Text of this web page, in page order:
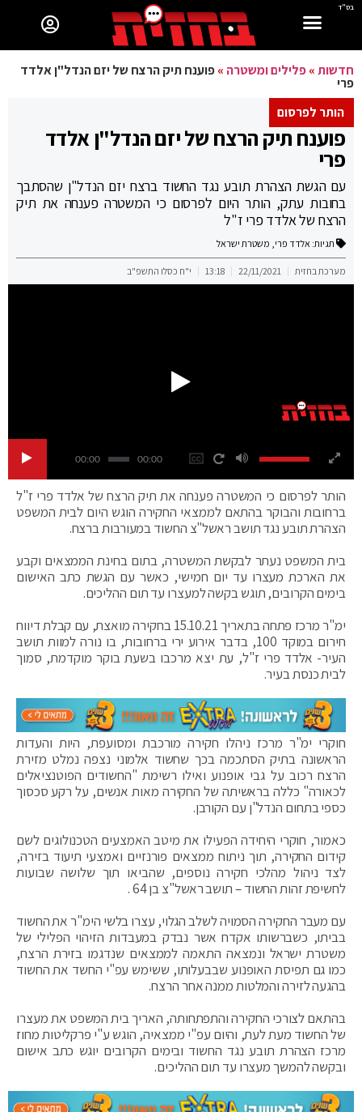
בס"ד
חדשות»פלילים ומשטרה »פוענח תיק הרצח של יזם הנדל"ן אלדד
פרי
הותר לפרסום
פוענח תיק הרצח של יזם הנדל"ן אלדד
פרי
עם הגשת הצהרת תובע נגד החשוד ברצח יזם הנדל"ן שהסתבך
בחובות עתק, הותר היום לפרסום כי המשטרה פענחה את תיק
הרצח של אלדד פרי ז"ל
תגיות: אלדד פרי, משטרת ישראל
מערכת בחזית 22/11/2021
13:18 י"ח כסלו התשפ"ב
00:00 00:00
הותר לפרסום כי המשטרה פענחה את תיק הרצח של אלדד פרי ז"ל
ברחובות והבוקר בהתאם לממצאי החקירה הוגש היום לבית המשפט
הצהרת תובע נגד תושב ראשל"צ החשוד במעורבות ברצח.
בית המשפט נעתר לבקשת המשטרה, בתום בחינת הממצאים וקבע
את הארכת מעצרו עד יום חמישי, כאשר עם הגשת כתב האישום
בימים הקרובים, תוגש בקשה למעצרו עד תום ההליכים.
ימ"ר מרכז פתחה בתאריך 15.10.21 בחקירה מואצת, עם קבלת דיווח
חירום במוקד 100, בדבר אירוע ירי ברחובות, בו נורה למוות תושב
העיר- אלדד פרי ז"ל, עת יצא מרכבו בשעת בוקר מוקדמת, סמוך
לבית כנסת בעיר.
חוקרי ימ"ר מרכז ניהלו חקירה מורכבת ומסועפת, היות והעדות
הראשונה בתיק הסתכמה בכך שחשוד אלמוני נצפה נמלט מזירת
הרצח רכוב על גבי אופנוע ואילו רשימת "החשודים הפוטנציאלים
לכאורה" כללה בראשיתה של החקירה מאות אנשים, על רקע סכסוך
כספי בתחום הנדל"ן עם הקורבן.
כאמור, חוקרי היחידה הפעילו את מיטב האמצעים הטכנולוגים לשם
קידום החקירה, תוך ניתוח ממצאים פורנזיים ואמצעי תיעוד בזירה,
לצד ניהול מהלכי חקירה נוספים, שהביאו תוך שלושה שבועות
לחשיפת זהות החשוד – תושב ראשל"צ בן 64 .
עם מעבר החקירה הסמויה לשלב הגלוי, עצרו בלשי הימ"ר את החשוד
בביתו, כשברשותו אקדח אשר נבדק במעבדות הזיהוי הפלילי של
משטרת ישראל ונמצאה התאמה לממצאים שנדגמו בזירת הרצח,
כמו גם תפיסת האופנוע שבבעלותו, ששימש עפ"י החשד את החשוד
בהגעה לזירה והמלטות ממנה אחר הרצח.
בהתאם לצורכי החקירה והתפתחותה, האריך בית המשפט את מעצרו
של החשוד מעת לעת, והיום עפ"י ממצאיה, הוגש ע"י פרקליטות מחוז
מרכז הצהרת תובע נגד החשוד ובימים הקרובים יוגש כתב אישום
ובקשה להמשך מעצרו עד תום ההליכים.